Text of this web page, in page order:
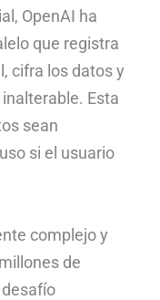
OpenAI ha
que registra
cifra los datos y
Esta
sean
si el usuario
complejo y
de